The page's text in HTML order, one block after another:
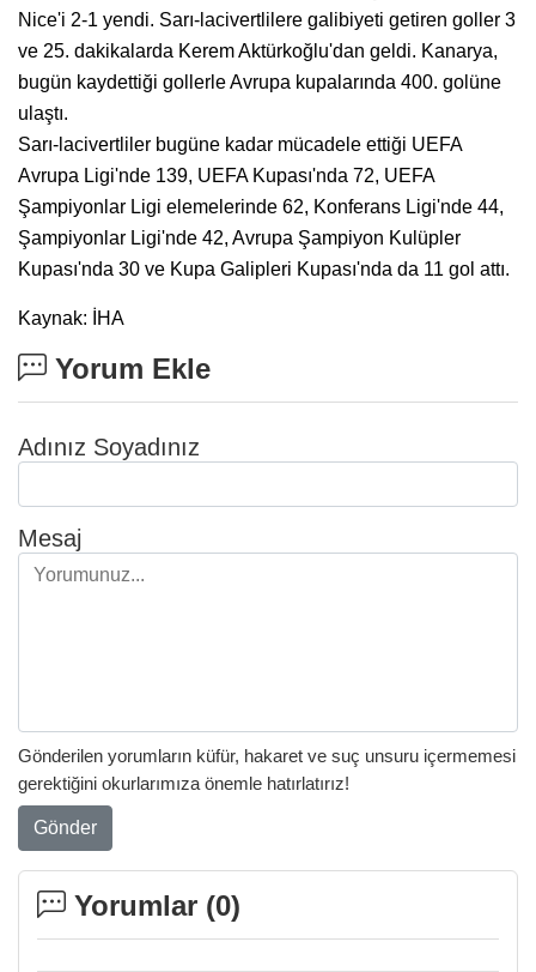
Nice'i 2-1 yendi. Sarı-lacivertlilere galibiyeti getiren goller 3
ve 25. dakikalarda Kerem Aktürkoğlu'dan geldi. Kanarya,
bugün kaydettiği gollerle Avrupa kupalarında 400. golüne
ulaştı.
Sarı-lacivertliler bugüne kadar mücadele ettiği UEFA
Avrupa Ligi'nde 139, UEFA Kupası'nda 72, UEFA
Şampiyonlar Ligi elemelerinde 62, Konferans Ligi'nde 44,
Şampiyonlar Ligi'nde 42, Avrupa Şampiyon Kulüpler
Kupası'nda 30 ve Kupa Galipleri Kupası'nda da 11 gol attı.
Kaynak: İHA
Yorum Ekle
Adınız Soyadınız
Mesaj
Gönderilen yorumların küfür, hakaret ve suç unsuru içermemesi
gerektiğini okurlarımıza önemle hatırlatırız!
Gönder
Yorumlar (0)